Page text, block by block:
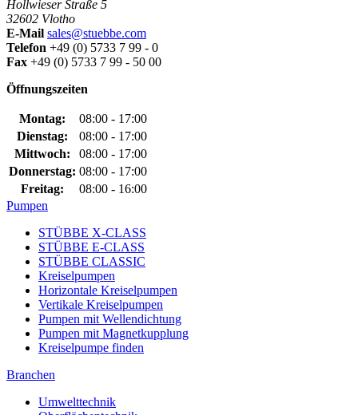
Hollwieser Straße 5
32602 Vlotho
E-Mail sales@stuebbe.com
Telefon +49 (0) 5733 7 99 - 0
Fax +49 (0) 5733 7 99 - 50 00
Öffnungszeiten
Montag:
08:00 - 17:00
Dienstag:
08:00 - 17:00
Mittwoch:
08:00 - 17:00
Donnerstag: 08:00 - 17:00
Freitag:
08:00 - 16:00
Pumpen
STÜBBE X-CLASS
STÜBBE E-CLASS
STÜBBE CLASSIC
Kreiselpumpen
Horizontale Kreiselpumpen
Vertikale Kreiselpumpen
Pumpen mit Wellendichtung
Pumpen mit Magnetkupplung
Kreiselpumpe finden
Branchen
Umwelttechnik